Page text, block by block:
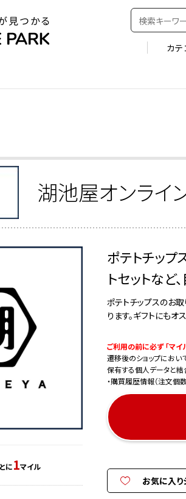
カテ
湖池屋オンライ
に1マイル
ポテトチップ
トセットなど
ポテトチップスのお
ります。ギフトにもオ
ご利用の前に必ず 「マイ
遷移後のショップにおい
保有する個人データと結
・購買履歴情報（注文個
お気に入り